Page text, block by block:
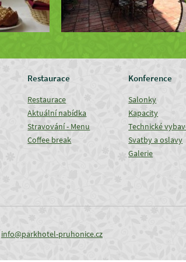
Restaurace
Restaurace
Aktuální nabídka
Stravování - Menu
Coffee break
Konference
Salonky
Kapacity
Technické
Svatby a oslavy
Galerie
info@parkhotel-pruhonice.cz